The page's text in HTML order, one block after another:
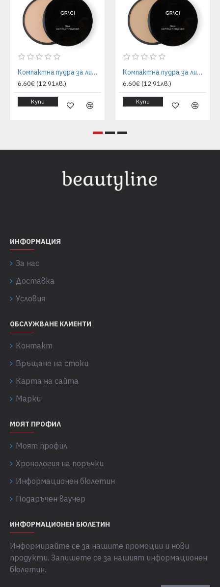
Компактна пудра за лице - 12 | GRIGI
6.60€ (12.91лв.)
Купи
Компактна пудра за лице - 13 | GRIGI
6.60€ (12.91лв.)
Купи
ИНФОРМАЦИЯ
За нас
Доставка
Условия
ОБСЛУЖВАНЕ КЛИЕНТИ
Контакт
Връщане на стоки
Карта на сайта
Марки
МОЯТ ПРОФИЛ
Моят профил
Хронология на поръчки
Информационен бюлетин
Подаръчен ваучер
ИНФОРМАЦИОНЕН БЮЛЕТИН
Информирайте се за нашите промоции и нови
продукти. Запишете се за нашият информационен
бюлетин.